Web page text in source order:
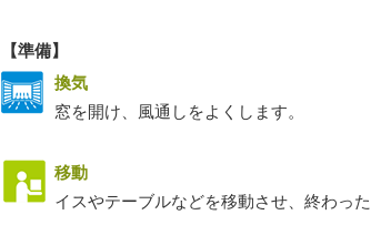
【準備】
換気
窓を開け、風通しをよくします。
移動
イスやテーブルなどを移動させ、終わった